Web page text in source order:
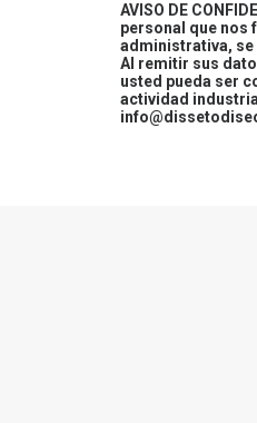
AVISO DE
personal que nos
administrativa, se
Al remitir sus
usted pueda ser
actividad